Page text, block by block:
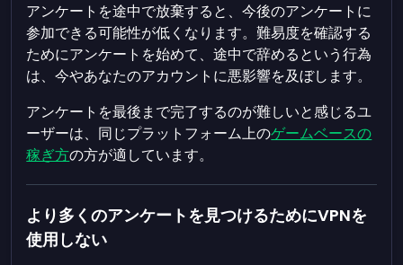
アンケートを途中で放棄すると、今後のアンケートに
参加できる可能性が低くなります。難易度を確認する
ためにアンケートを始めて、途中で辞めるという行為
は、今やあなたのアカウントに悪影響を及ぼします。
アンケートを最後まで完了するのが難しいと感じるユ
ーザーは、同じプラットフォーム上のゲームベースの
稼ぎ方の方が適しています。
より多くのアンケートを見つけるためにVPNを
使用しない